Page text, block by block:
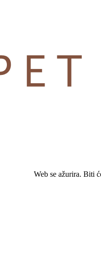
Web se ažurira. Biti